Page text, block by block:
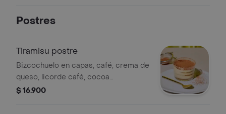
Postres
Tiramisu postre
Bizcochuelo en capas, café, crema de
queso, licorde café, cocoa
pulverizada y barquillos de chocolate
$ 16.900